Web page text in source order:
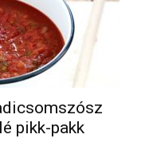
pikk-pakk